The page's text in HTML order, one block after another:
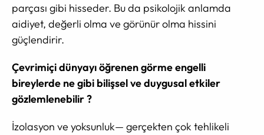
parçası gibi hisseder. Bu da psikolojik anlamda
aidiyet, değerli olma ve görünür olma hissini
güçlendirir.
Çevrimiçi dünyayı öğrenen görme engelli
bireylerde ne gibi bilişsel ve duygusal etkiler
gözlemlenebilir ?
İzolasyon ve yoksunluk— gerçekten çok tehlikeli